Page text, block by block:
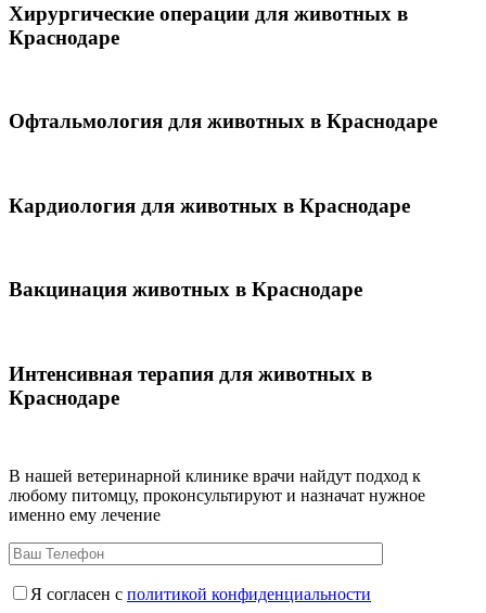
Хирургические операции для животных в
Краснодаре
Офтальмология для животных в Краснодаре
Кардиология для животных в Краснодаре
Вакцинация животных в Краснодаре
Интенсивная терапия для животных в
Краснодаре
В нашей ветеринарной клинике врачи найдут подход к
любому питомцу, проконсультируют и назначат нужное
именно ему лечение
Я согласен с политикой конфиденциальности